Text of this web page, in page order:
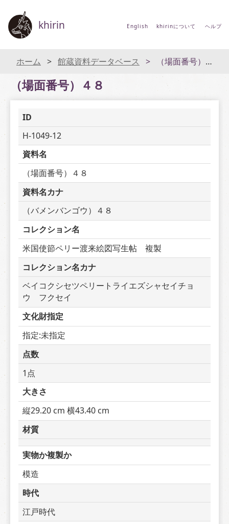
khirin English khirinについて ヘルプ
ホーム 館蔵資料データベース （場面番号）４８
（場面番号）４８
ID
H-1049-12
資料名
（場面番号）４８
資料名カナ
（バメンバンゴウ）４８
コレクション名
米国使節ペリー渡来絵図写生帖　複製
コレクション名カナ
ベイコクシセツペリートライエズシャセイチョ
ウ　フクセイ
文化財指定
指定:未指定
点数
1点
大きさ
縦29.20 cm 横43.40 cm
材質
実物か複製か
模造
時代
江戸時代